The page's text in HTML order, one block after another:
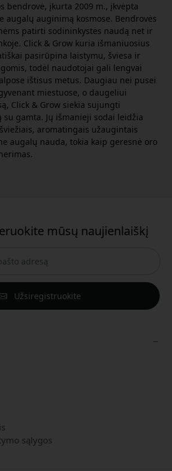
bendrovė, įkurta 2009 m., įkvėpta
augalų auginimą kosmose. Bendrovės
patirti sodininkystės naudą net ir
Click & Grow kuria išmaniuosius
pasirūpina laistymu, šviesa ir
todėl naudotojai gali lengvai
ištisus metus. Daugiau nei pusei
miestuose, o daugeliui
Click & Grow siekia sujungti
gamta. Jų išmanieji sodai leidžia
aromatingais užaugintais
augalų nauda, tokia kaip geresnė oro
mūsų naujienlaiškį
Užsiregistruokite
sąlygos